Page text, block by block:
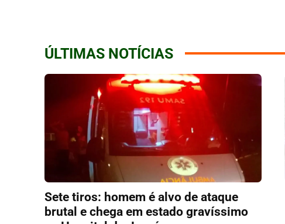
ÚLTIMAS NOTÍCIAS
Sete tiros: homem é alvo de ataque
brutal e chega em estado gravíssimo